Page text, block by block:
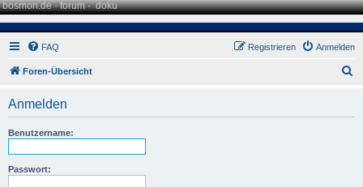
bosmon.de·forum·doku
FAQ Anmelden
Registrieren
Foren-Übersicht
Anmelden
Benutzername:
Passwort: